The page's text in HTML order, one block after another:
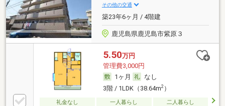
その他の交通
築23年6ヶ月 / 4階建
鹿児島県鹿児島市紫原３
5.50万円
管理費3,000円
1ヶ月
なし
3階 / 1LDK（38.64m2）
礼金なし 一人暮らし
二人暮らし